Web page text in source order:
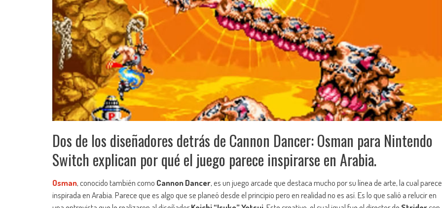
Dos de los diseñadores detrás de Cannon Dancer: Osman para Nintendo
Switch explican por qué el juego parece inspirarse en Arabia.
Osman, conocido también como Cannon Dancer, es un juego arcade que destaca mucho por su línea de arte, la cual parece
inspirada en Arabia. Parece que es algo que se planeó desde el principio pero en realidad no es así. Es lo que salió a relucir en